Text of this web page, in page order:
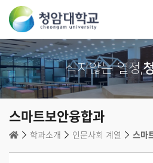
식지않는 열정,
스마트보안융합과
학과소개 인문사회 계열 스마